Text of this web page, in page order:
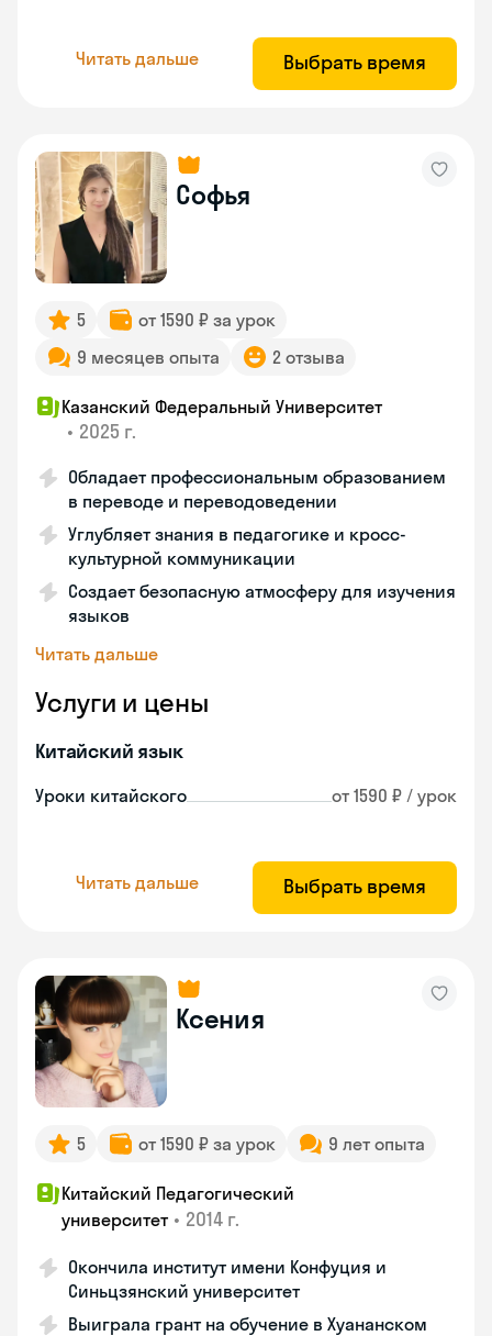
Читать дальше Выбрать время
Софья
5
от 1590 ₽ за урок
9 месяцев опыта
2 отзыва
Казанский Федеральный Университет
• 2025 г.
Обладает профессиональным образованием
в переводе и переводоведении
Углубляет знания в педагогике и кросс-
культурной коммуникации
Создает безопасную атмосферу для изучения
языков
Читать дальше
Услуги и цены
Китайский язык
Уроки китайского от 1590 ₽ / урок
Читать дальше Выбрать время
Ксения
5 от 1590 ₽ за урок 9 лет опыта
Китайский Педагогический
университет • 2014 г.
Окончила институт имени Конфуция и
Синьцзянский университет
Выиграла грант на обучение в Хуананском